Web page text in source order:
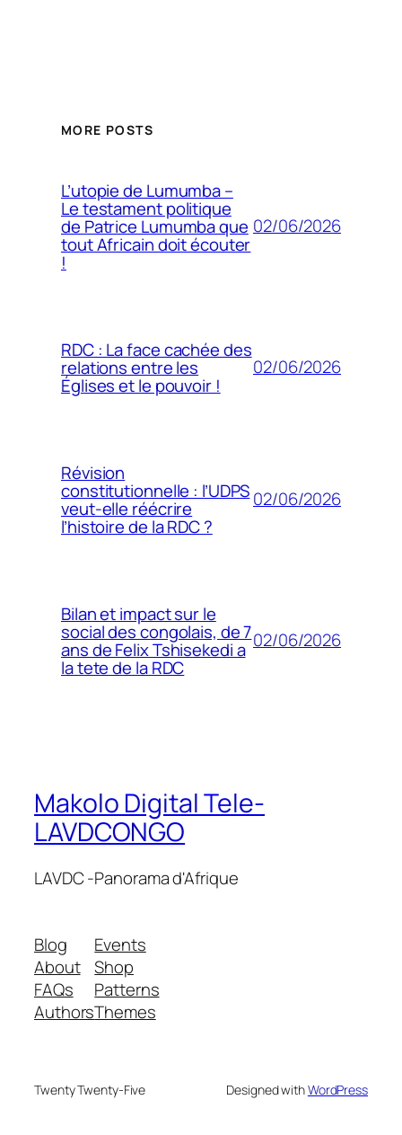
MORE POSTS
L’utopie de Lumumba –
Le testament politique
de Patrice Lumumba que
tout Africain doit écouter
!
02/06/2026
RDC : La face cachée des
relations entre les
Églises et le pouvoir !
02/06/2026
Révision
constitutionnelle : l’UDPS
veut-elle réécrire
l’histoire de la RDC ?
02/06/2026
Bilan et impact sur le
social des congolais, de 7
ans de Felix Tshisekedi a
la tete de la RDC
02/06/2026
Makolo Digital Tele-
LAVDCONGO
LAVDC -Panorama d'Afrique
Blog
About
FAQs
Authors
Events
Shop
Patterns
Themes
Twenty Twenty-Five Designed withWordPress